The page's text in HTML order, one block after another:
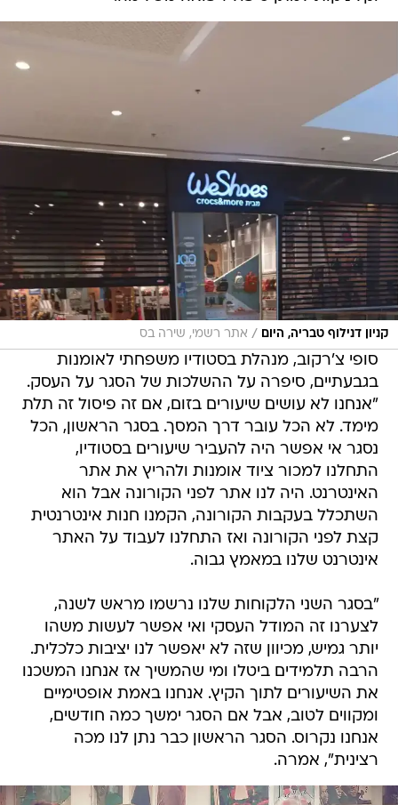
קניון דנילוף טבריה, היום / אתר רשמי, שירה בס
סופי צ'רקוב, מנהלת בסטודיו משפחתי לאומנות
בגבעתיים, סיפרה על ההשלכות של הסגר על העסק.
"אנחנו לא עושים שיעורים בזום, אם זה פיסול זה תלת
מימד. לא הכל עובר דרך המסך. בסגר הראשון, הכל
נסגר אי אפשר היה להעביר שיעורים בסטודיו,
התחלנו למכור ציוד אומנות ולהריץ את אתר
האינטרנט. היה לנו אתר לפני הקורונה אבל הוא
השתכלל בעקבות הקורונה, הקמנו חנות אינטרנטית
קצת לפני הקורונה ואז התחלנו לעבוד על האתר
אינטרנט שלנו במאמץ גבוה.
"בסגר השני הלקוחות שלנו נרשמו מראש לשנה,
לצערנו זה המודל העסקי ואי אפשר לעשות משהו
יותר גמיש, מכיוון שזה לא יאפשר לנו יציבות כלכלית.
הרבה תלמידים ביטלו ומי שהמשיך אז אנחנו המשכנו
את השיעורים לתוך הקיץ. אנחנו באמת אופטימיים
ומקווים לטוב, אבל אם הסגר ימשך כמה חודשים,
אנחנו נקרוס. הסגר הראשון כבר נתן לנו מכה
רצינית", אמרה.